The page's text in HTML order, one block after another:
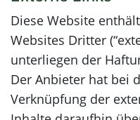
Diese Website
Websites Dritter
unterliegen der
Der Anbieter hat bei
Verknüpfung der